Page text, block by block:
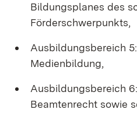
Bildungsplanes des
Förderschwerpunkts,
Ausbildungsbereich
Medienbildung,
Ausbildungsbereich
Beamtenrecht sowie